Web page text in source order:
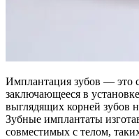
Имплантация зубов — это
заключающееся в
выглядящих корней зубов
Зубные имплантаты
совместимых с телом,